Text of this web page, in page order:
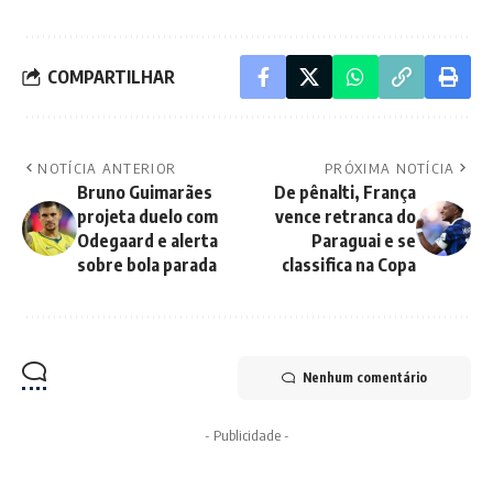
COMPARTILHAR
NOTÍCIA ANTERIOR
Bruno Guimarães
projeta duelo com
Odegaard e alerta
sobre bola parada
PRÓXIMA NOTÍCIA
De pênalti, França
vence retranca do
Paraguai e se
classifica na Copa
Nenhum comentário
- Publicidade -